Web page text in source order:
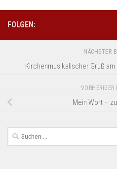
FOLGEN:
NÄCHSTER
Kirchenmusikalischer Gruß
VORHERIGER
Mein Wort –
Suchen
nach: